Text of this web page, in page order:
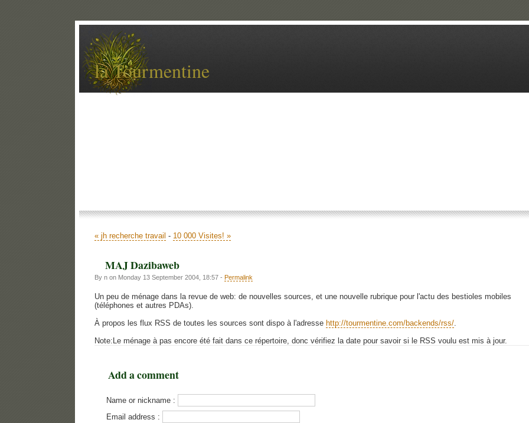
la Tourmentine
« jh recherche travail - 10 000 Visites! »
MAJ Dazibaweb
By n on Monday 13 September 2004, 18:57 - Permalink
Un peu de ménage dans la revue de web: de nouvelles sources, et une nouvelle rubrique pour l'actu des bestioles mobiles
(téléphones et autres PDAs).
À propos les flux RSS de toutes les sources sont dispo à l'adresse http://tourmentine.com/backends/rss/.
Note:Le ménage à pas encore été fait dans ce répertoire, donc vérifiez la date pour savoir si le RSS voulu est mis à jour.
Add a comment
Name or nickname :
Email address :